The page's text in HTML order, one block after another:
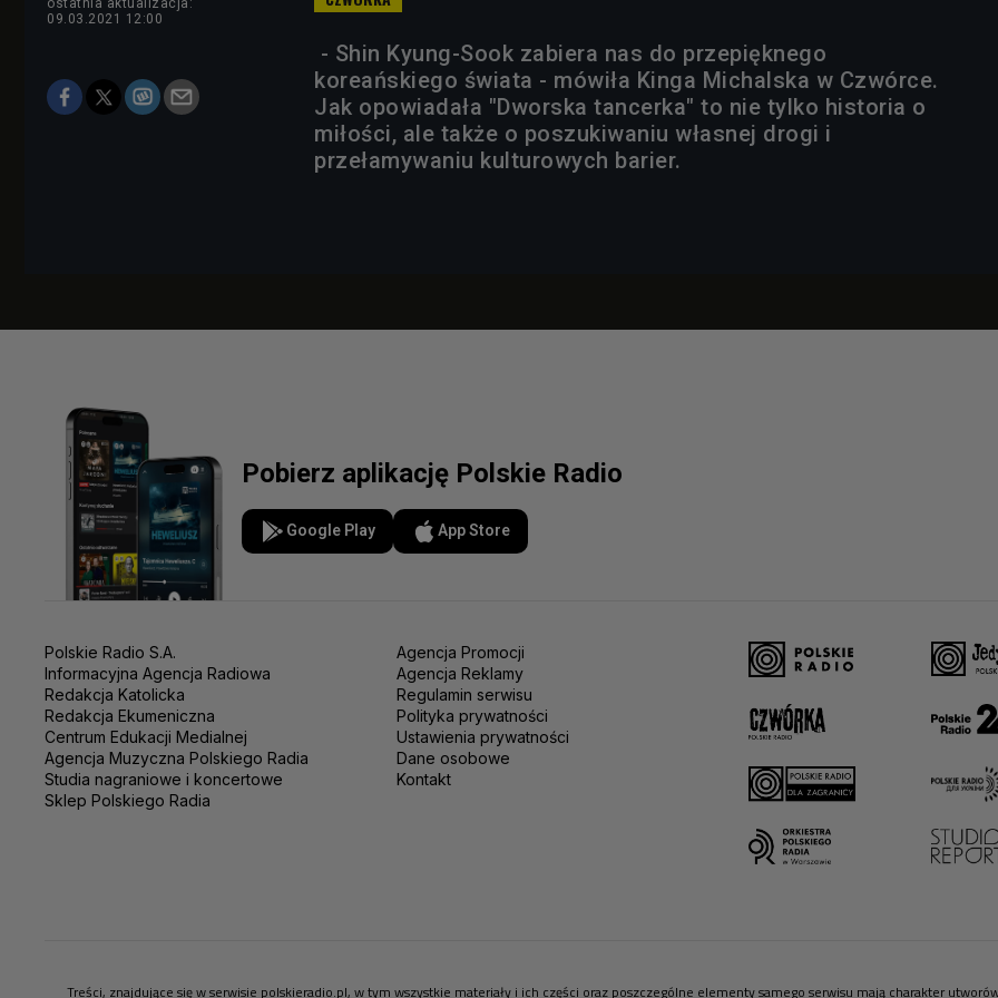
ostatnia aktualizacja:
09.03.2021 12:00
- Shin Kyung-Sook zabiera nas do przepięknego
koreańskiego świata - mówiła Kinga Michalska w Czwórce.
Jak opowiadała "Dworska tancerka" to nie tylko historia o
miłości, ale także o poszukiwaniu własnej drogi i
przełamywaniu kulturowych barier.
Pobierz aplikację Polskie Radio
Google Play App Store
Polskie Radio S.A.
Informacyjna Agencja Radiowa
Redakcja Katolicka
Redakcja Ekumeniczna
Centrum Edukacji Medialnej
Agencja Muzyczna Polskiego Radia
Studia nagraniowe i koncertowe
Sklep Polskiego Radia
Agencja Promocji
Agencja Reklamy
Regulamin serwisu
Polityka prywatności
Ustawienia prywatności
Dane osobowe
Kontakt
Treści, znajdujące się w serwisie polskieradio.pl, w tym wszystkie materiały i ich części oraz poszczególne elementy samego serwisu mają charakter